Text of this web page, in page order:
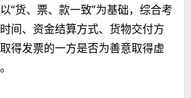
“货、票、款一致”为基础，综合考
间、资金结算方式、货物交付方
得发票的一方是否为善意取得虚